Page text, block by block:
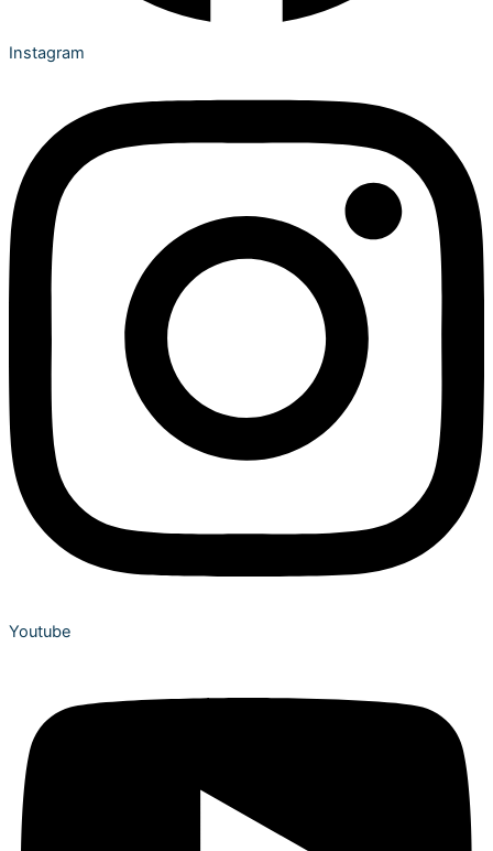
Instagram
Youtube